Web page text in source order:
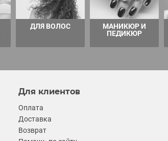
ДЛЯ ВОЛОС
МАНИКЮР И
ПЕДИКЮР
Для клиентов
Оплата
Доставка
Возврат